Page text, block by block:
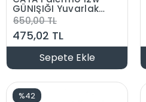
GÜNIŞIĞI Yuvarlak
Sensörlü Led Duvar
Aplik Dış Mekan
Armatür 4000k
IP54 12 Watt 220
650,00 TL
475,02 TL
Sepete Ekle
%42